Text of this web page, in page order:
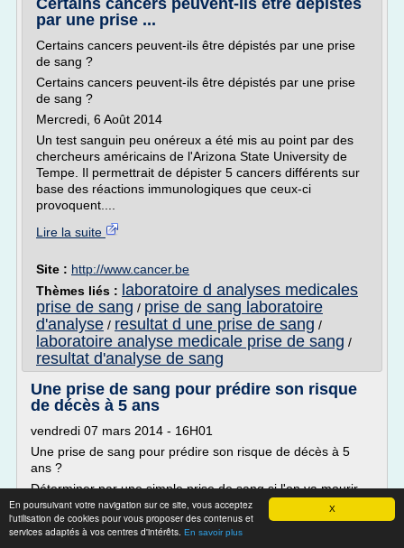
X
En poursuivant votre navigation sur ce site, vous acceptez
l'utilisation de cookies pour vous proposer des contenus et
services adaptés à vos centres d'intérêts. En savoir plus
Certains cancers peuvent-ils être dépistés
par une prise ...
Certains cancers peuvent-ils être dépistés par une prise
de sang ?
Certains cancers peuvent-ils être dépistés par une prise
de sang ?
Mercredi, 6 Août 2014
Un test sanguin peu onéreux a été mis au point par des
chercheurs américains de l'Arizona State University de
Tempe. Il permettrait de dépister 5 cancers différents sur
base des réactions immunologiques que ceux-ci
provoquent....
Lire la suite
Site : http://www.cancer.be
Thèmes liés : laboratoire d analyses medicales
prise de sang / prise de sang laboratoire
d'analyse / resultat d une prise de sang /
laboratoire analyse medicale prise de sang /
resultat d'analyse de sang
Une prise de sang pour prédire son risque
de décès à 5 ans
vendredi 07 mars 2014 - 16H01
Une prise de sang pour prédire son risque de décès à 5
ans ?
Déterminer par une simple prise de sang si l'on va mourir
d'ici 5 ans, c'est possible ! C'est en tous cas la promesse
d'une vaste étude qui a identifié quatre biomarqueurs
sanguins dont la concentration trop élevée ou trop faible